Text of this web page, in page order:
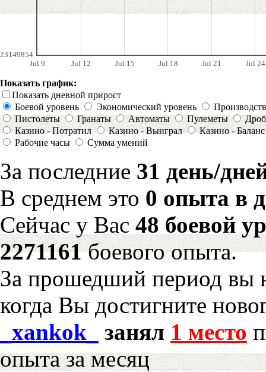
Jul 9 Jul 12 Jul 15 Jul 18 Jul 21 Jul 24
23149854
Показать график:
Показать дневной прирост
Боевой уровень
Экономический уровень
Пистолеты
Гранаты Автоматы Пулеметы
Казино - Потратил
Казино - Выиграл
Казино - Баланс
Рабочие часы
Сумма умений
За последние 31 день/
В среднем это 0 опыта в
Сейчас у Вас 48 боевой
2271161боевого опыта.
За прошедший период вы
когда Вы достигните
_xankok_
занял 1 место
опыта за месяц